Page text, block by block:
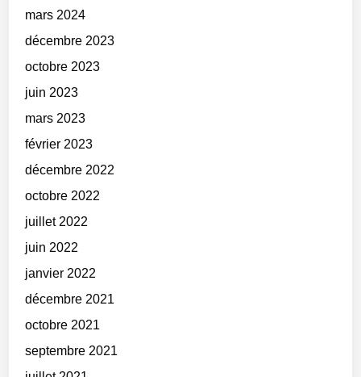
mars 2024
décembre 2023
octobre 2023
juin 2023
mars 2023
février 2023
décembre 2022
octobre 2022
juillet 2022
juin 2022
janvier 2022
décembre 2021
octobre 2021
septembre 2021